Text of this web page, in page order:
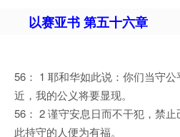
以赛亚书 第五十六章
56： 1 耶和华如此说：你们当守
近，我的公义将要显现。
56： 2 谨守安息日而不干犯，禁
此持守的人便为有福。